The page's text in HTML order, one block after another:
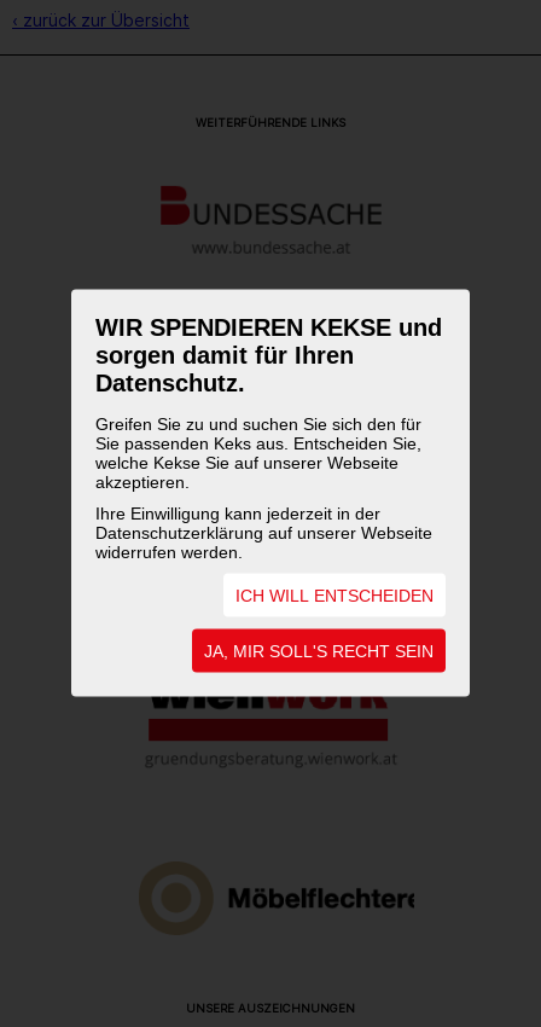
WIR SPENDIEREN KEKSE und
sorgen damit für Ihren
Datenschutz.
Greifen Sie zu und suchen Sie sich den für
Sie passenden Keks aus. Entscheiden Sie,
welche Kekse Sie auf unserer Webseite
akzeptieren.
Ihre Einwilligung kann jederzeit in der
Datenschutzerklärung auf unserer Webseite
widerrufen werden.
ICH WILL ENTSCHEIDEN
JA, MIR SOLL'S RECHT SEIN
‹ zurück zur Übersicht
WEITERFÜHRENDE LINKS
UNSERE AUSZEICHNUNGEN